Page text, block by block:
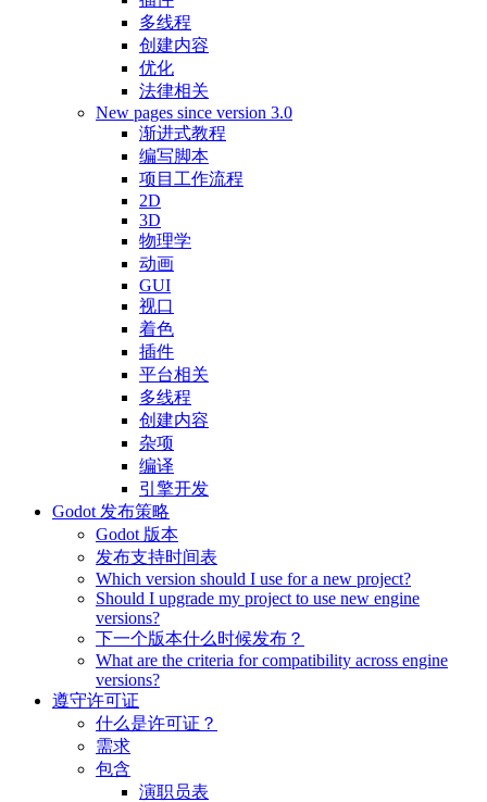
多线程
创建内容
优化
法律相关
New pages since version 3.0
渐进式教程
编写脚本
项目工作流程
2D
3D
物理学
动画
GUI
视口
着色
插件
平台相关
多线程
创建内容
杂项
编译
引擎开发
Godot 发布策略
Godot 版本
发布支持时间表
Which version should I use for a new project?
Should I upgrade my project to use new engine
versions?
下一个版本什么时候发布？
What are the criteria for compatibility across engine
versions?
遵守许可证
什么是许可证？
需求
包含
演职员表